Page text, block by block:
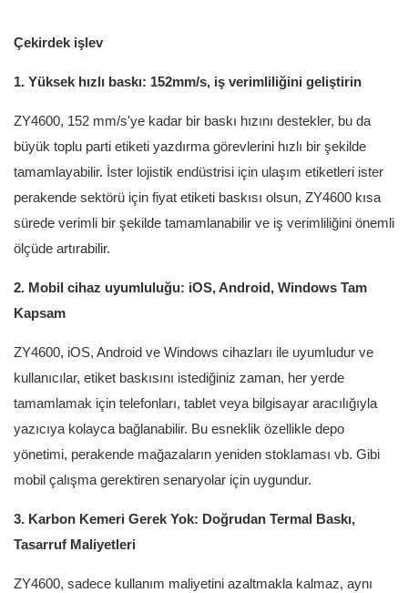
Çekirdek işlev
1. Yüksek hızlı baskı: 152mm/s, iş verimliliğini geliştirin
ZY4600, 152 mm/s'ye kadar bir baskı hızını destekler, bu da
büyük toplu parti etiketi yazdırma görevlerini hızlı bir şekilde
tamamlayabilir. İster lojistik endüstrisi için ulaşım etiketleri ister
perakende sektörü için fiyat etiketi baskısı olsun, ZY4600 kısa
sürede verimli bir şekilde tamamlanabilir ve iş verimliliğini önemli
ölçüde artırabilir.
2. Mobil cihaz uyumluluğu: iOS, Android, Windows Tam
Kapsam
ZY4600, iOS, Android ve Windows cihazları ile uyumludur ve
kullanıcılar, etiket baskısını istediğiniz zaman, her yerde
tamamlamak için telefonları, tablet veya bilgisayar aracılığıyla
yazıcıya kolayca bağlanabilir. Bu esneklik özellikle depo
yönetimi, perakende mağazaların yeniden stoklaması vb. Gibi
mobil çalışma gerektiren senaryolar için uygundur.
3. Karbon Kemeri Gerek Yok: Doğrudan Termal Baskı,
Tasarruf Maliyetleri
ZY4600, sadece kullanım maliyetini azaltmakla kalmaz, aynı